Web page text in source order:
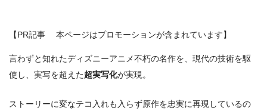
【PR記事 本ページはプロモーションが含まれています】
言わずと知れたディズニーアニメ不朽の名作を、現代の技術を駆
使し、実写を超えた超実写化が実現。
ストーリーに変なテコ入れも入らず原作を忠実に再現しているの